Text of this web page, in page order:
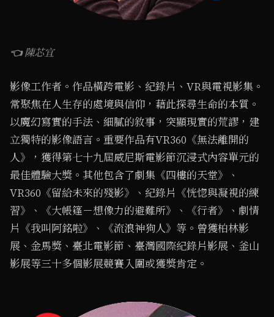
👈 陳芯宜
影像工作者。作品橫跨電影、紀錄片、VR與電視影集。
常聚焦在人生存的處境與信仰，藉此探尋生命的本質。
以魔幻寫實的手法、細膩的敘事，突顯現實的荒謬，建
立獨特的影像語言。重要作品有VR360《無法離開的
人》，獲得第七十九屆威尼斯電影節沉浸式內容單元的
最佳體驗大獎。其他包含了劇集《四樓的天堂》、
VR360《留給未來的殘影》、紀錄片《恍惚與凝視的練
習》、《大帳篷－想像力的避難所》、《行者》、劇情
片《我叫阿銘啦》、《流浪神狗人》等。曾獲柏林影
展、金馬獎、臺北電影節、臺灣國際紀錄片影展、釜山
影展等三十多個影展競賽入圍或獲獎肯定。